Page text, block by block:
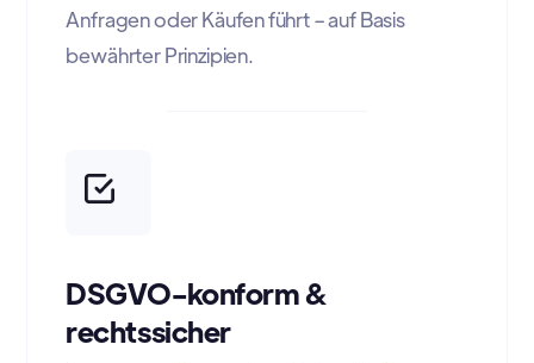
Anfragen oder Käufen führt – auf Basis
bewährter Prinzipien.
DSGVO-konform &
rechtssicher